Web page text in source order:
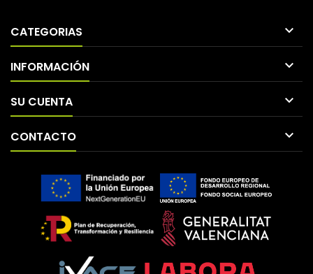
CATEGORIAS 
INFORMACIÓN 
SU CUENTA 
CONTACTO 